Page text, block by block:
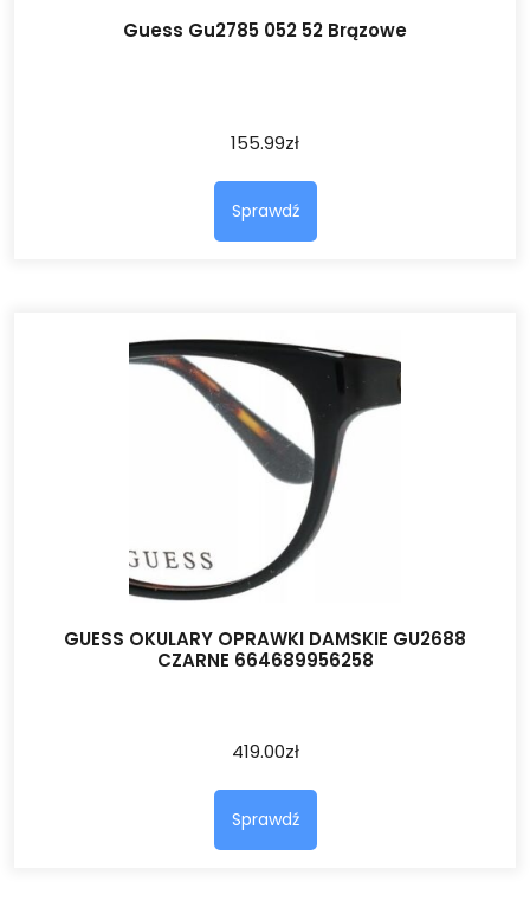
Guess Gu2785 052 52 Brązowe
155.99zł
Sprawdź
GUESS OKULARY OPRAWKI DAMSKIE GU2688
CZARNE 664689956258
419.00zł
Sprawdź